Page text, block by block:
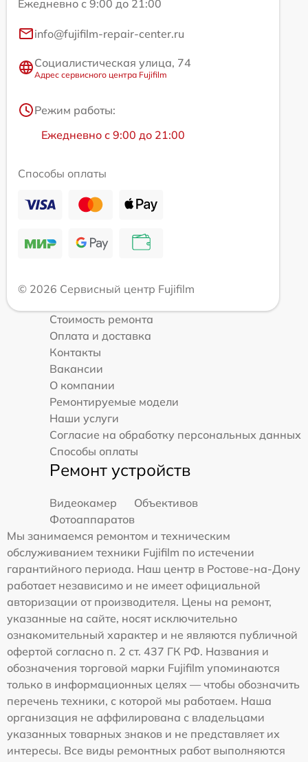
Ежедневно с 9:00 до 21:00
info@fujifilm-repair-center.ru
Социалистическая улица, 74
Адрес сервисного центра Fujifilm
Режим работы:
Ежедневно с 9:00 до 21:00
Способы оплаты
© 2026 Сервисный центр Fujifilm
Стоимость ремонта
Оплата и доставка
Контакты
Вакансии
О компании
Ремонтируемые модели
Наши услуги
Согласие на обработку персональных данных
Способы оплаты
Ремонт устройств
Видеокамер
Объективов
Фотоаппаратов
Мы занимаемся ремонтом и техническим
обслуживанием техники Fujifilm по истечении
гарантийного периода. Наш центр в Ростове-на-Дону
работает независимо и не имеет официальной
авторизации от производителя. Цены на ремонт,
указанные на сайте, носят исключительно
ознакомительный характер и не являются публичной
офертой согласно п. 2 ст. 437 ГК РФ. Названия и
обозначения торговой марки Fujifilm упоминаются
только в информационных целях — чтобы обозначить
перечень техники, с которой мы работаем. Наша
организация не аффилирована с владельцами
указанных товарных знаков и не представляет их
интересы. Все виды ремонтных работ выполняются